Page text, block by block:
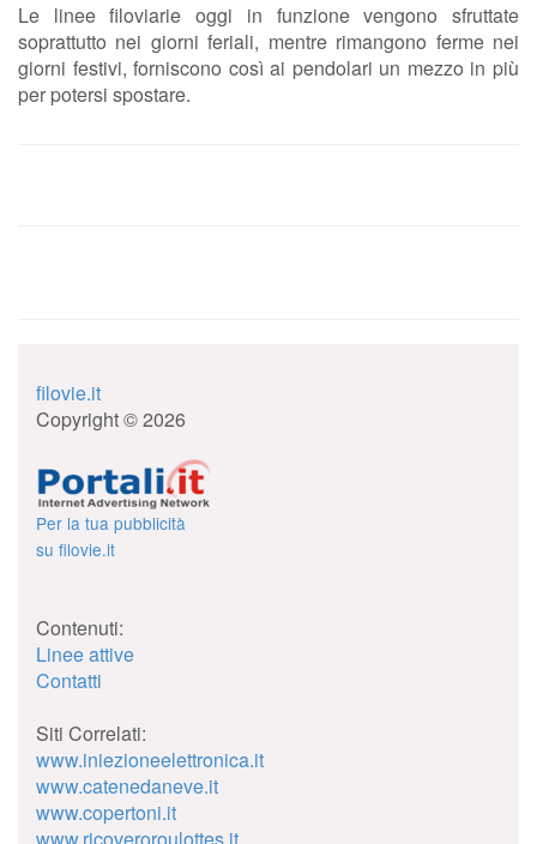
Le linee filoviarie oggi in funzione vengono sfruttate
soprattutto nei giorni feriali, mentre rimangono ferme nei
giorni festivi, forniscono così ai pendolari un mezzo in più
per potersi spostare.
filovie.it
Copyright © 2026
Per la tua pubblicità
su filovie.it
Contenuti:
Linee attive
Contatti
Siti Correlati:
www.iniezioneelettronica.it
www.catenedaneve.it
www.copertoni.it